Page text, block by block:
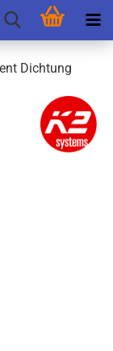
Dich­tung